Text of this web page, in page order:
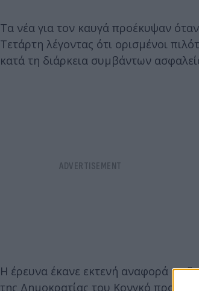
Τα νέα για τον καυγά προέκυψαν
Τετάρτη λέγοντας ότι ορισμένοι
κατά τη διάρκεια συμβάντων
H έρευνα έκανε εκτενή αναφορά σε
της Δημοκρατίας του Κονγκό προς